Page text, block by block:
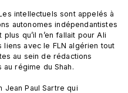
intellectuels sont appelés à
autonomes indépendantistes
qu’il n’en fallait pour Ali
avec le FLN algérien tout
au sein de rédactions
régime du Shah.
Jean Paul Sartre qui